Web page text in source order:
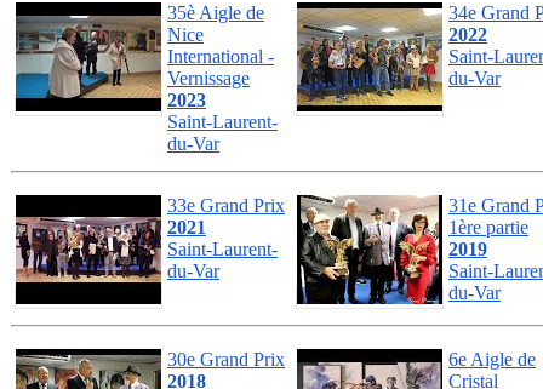
35è Aigle de
Nice
International -
Vernissage
2023
Saint-Laurent-
du-Var
34e Grand
2022
Saint-
du-Var
33e Grand Prix
2021
Saint-Laurent-
du-Var
31e Grand
1ère partie
2019
Saint-
du-Var
30e Grand Prix
2018
6e Aigle de
Cristal